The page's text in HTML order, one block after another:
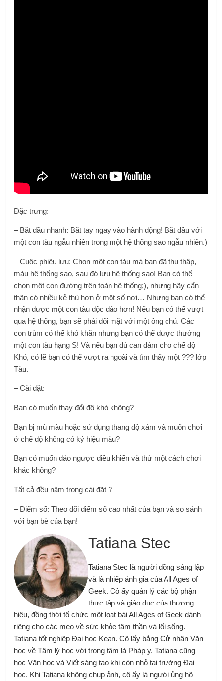
Đặc trưng:
– Bắt đầu nhanh: Bắt tay ngay vào hành động! Bắt đầu với
một con tàu ngẫu nhiên trong một hệ thống sao ngẫu nhiên.)
– Cuộc phiêu lưu: Chọn một con tàu mà bạn đã thu thập,
màu hệ thống sao, sau đó lưu hệ thống sao! Bạn có thể
chọn một con đường trên toàn hệ thống;), nhưng hãy cẩn
thận có nhiều kẻ thù hơn ở một số nơi… Nhưng bạn có thể
nhận được một con tàu độc đáo hơn! Nếu bạn có thể vượt
qua hệ thống, bạn sẽ phải đối mặt với một ông chủ. Các
con trùm có thể khó khăn nhưng bạn có thể được thưởng
một con tàu hạng S! Và nếu bạn đủ can đảm cho chế độ
Khó, có lẽ bạn có thể vượt ra ngoài và tìm thấy một ??? lớp
Tàu.
– Cài đặt:
Bạn có muốn thay đổi độ khó không?
Bạn bị mù màu hoặc sử dụng thang độ xám và muốn chơi
ở chế độ không có ký hiệu màu?
Bạn có muốn đảo ngược điều khiển và thử một cách chơi
khác không?
Tất cả đều nằm trong cài đặt ?
– Điểm số: Theo dõi điểm số cao nhất của bạn và so sánh
với bạn bè của bạn!
Tatiana Stec
Tatiana Stec là người đồng sáng lập
và là nhiếp ảnh gia của All Ages of
Geek. Cô ấy quản lý các bộ phận
thực tập và giáo dục của thương
hiệu, đồng thời tổ chức một loạt bài All Ages of Geek dành
riêng cho các mẹo về sức khỏe tâm thần và lối sống.
Tatiana tốt nghiệp Đại học Kean. Cô lấy bằng Cử nhân Văn
học về Tâm lý học với trọng tâm là Pháp y. Tatiana cũng
học Văn học và Viết sáng tạo khi còn nhỏ tại trường Đại
học. Khi Tatiana không chụp ảnh, cô ấy là người ủng hộ